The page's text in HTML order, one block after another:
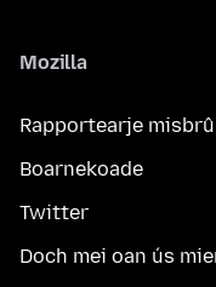
Mozilla
Rapportearje
Boarnekoade
Twitter
Doch mei oan ús